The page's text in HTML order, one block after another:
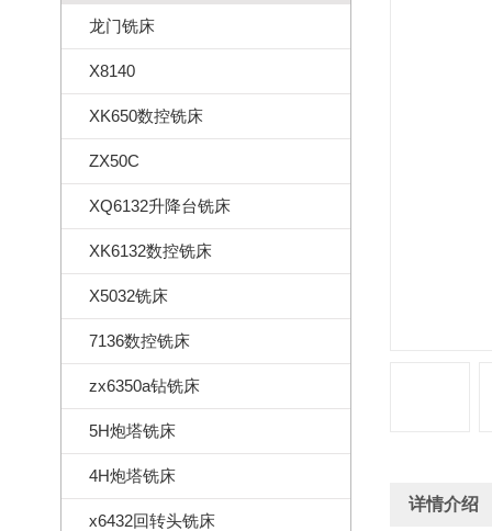
龙门铣床
X8140
XK650数控铣床
ZX50C
XQ6132升降台铣床
XK6132数控铣床
X5032铣床
7136数控铣床
zx6350a钻铣床
5H炮塔铣床
4H炮塔铣床
x6432回转头铣床
详情介绍